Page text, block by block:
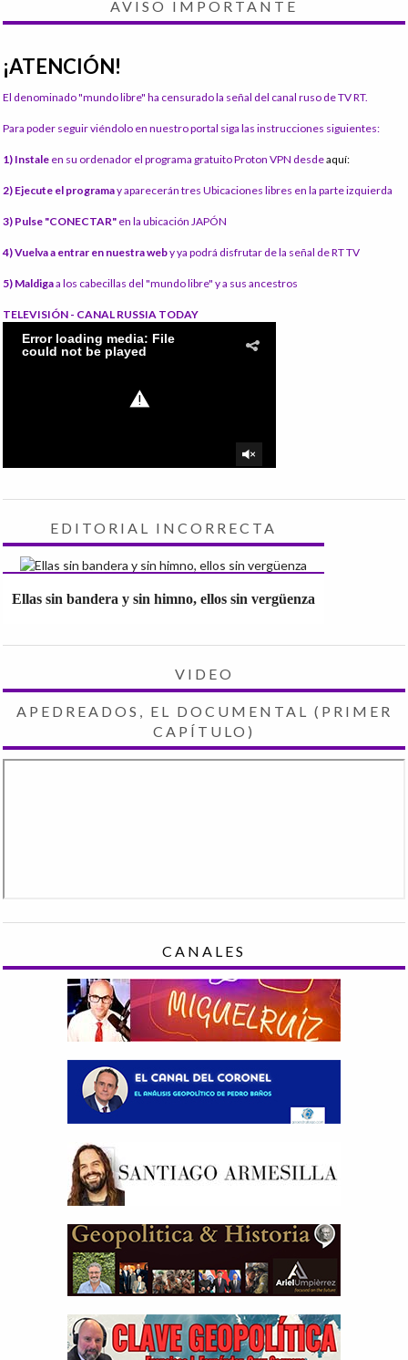
AVISO IMPORTANTE
¡ATENCIÓN!
El denominado "mundo libre" ha censurado la señal del canal ruso de TV RT.
Para poder seguir viéndolo en nuestro portal siga las instrucciones siguientes:
1) Instale en su ordenador el programa gratuito Proton VPN desdeaquí:
2) Ejecute el programay aparecerán tres Ubicaciones libres en la parte izquierda
3) Pulse "CONECTAR" en la ubicación JAPÓN
4) Vuelva a entrar en nuestra weby ya podrá disfrutar de la señal de RT TV
5) Maldigaa los cabecillas del "mundo libre" y a sus ancestros
TELEVISIÓN - CANAL RUSSIA TODAY
EDITORIAL INCORRECTA
Ellas sin bandera y sin himno, ellos sin vergüenza
VIDEO
APEDREADOS, EL DOCUMENTAL (PRIMER
CAPÍTULO)
CANALES